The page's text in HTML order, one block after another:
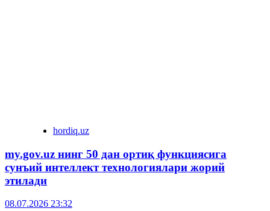
hordiq.uz
my.gov.uz нинг 50 дан ортиқ функциясига
сунъий интеллект технологиялари жорий
этилади
08.07.2026 23:32